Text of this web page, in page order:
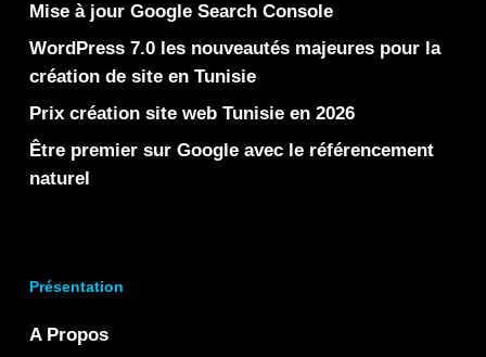
Mise à jour Google Search Console
WordPress 7.0 les nouveautés majeures pour la
création de site en Tunisie
Prix création site web Tunisie en 2026
Être premier sur Google avec le référencement
naturel
Présentation
A Propos